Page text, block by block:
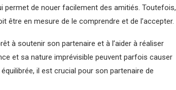
permet de nouer facilement des amitiés. Toutefois,
être en mesure de le comprendre et de l’accepter.
à soutenir son partenaire et à l’aider à réaliser
et sa nature imprévisible peuvent parfois causer
il est crucial pour son partenaire de